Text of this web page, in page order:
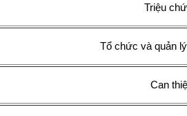
Triệu
Tổ chức và quản
Can